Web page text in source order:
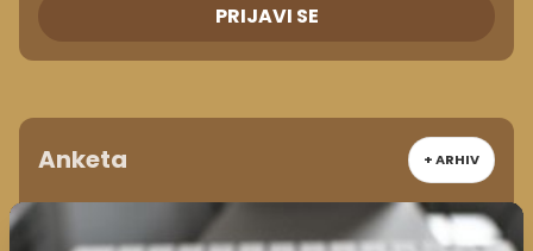
PRIJAVI SE
Anketa + ARHIV